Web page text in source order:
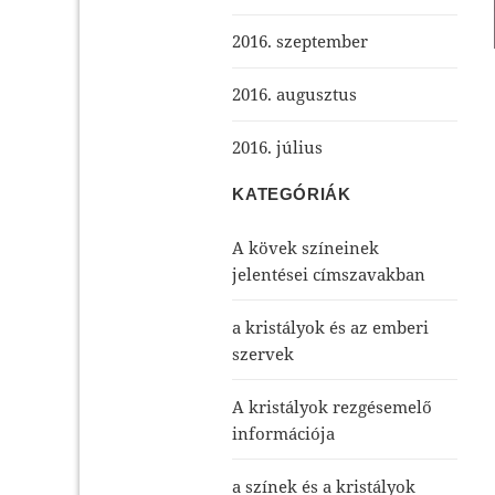
2016. szeptember
2016. augusztus
2016. július
KATEGÓRIÁK
A kövek színeinek
jelentései címszavakban
a kristályok és az emberi
szervek
A kristályok rezgésemelő
információja
a színek és a kristályok